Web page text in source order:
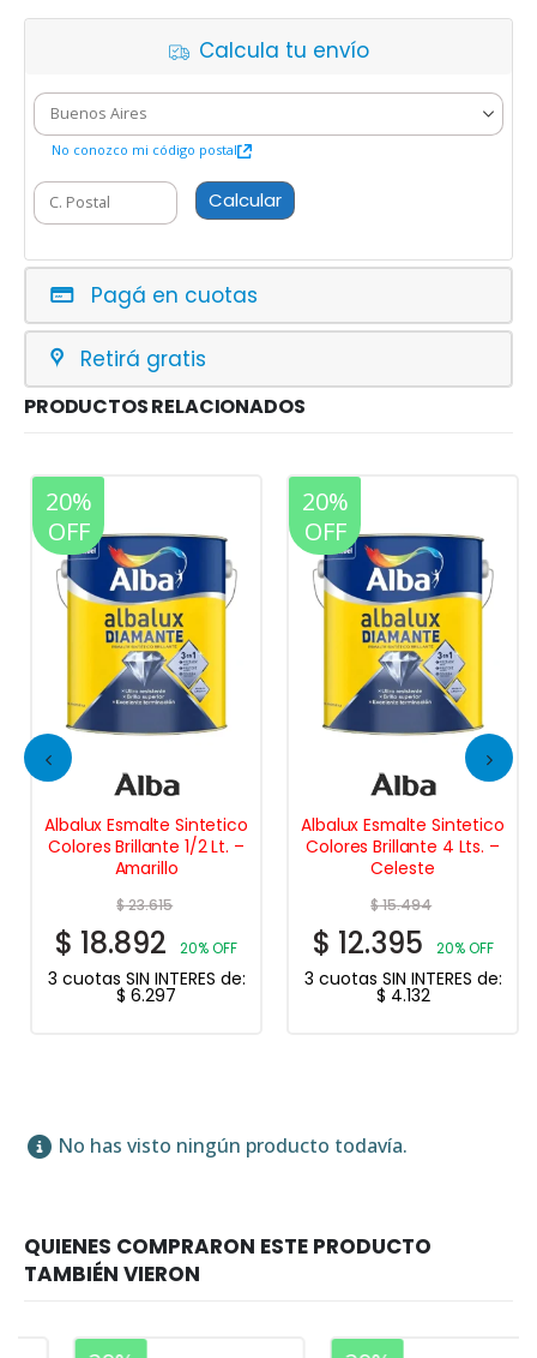
Calcula tu envío
No conozco mi código postal
Calcular
Pagá en cuotas
Retirá gratis
PRODUCTOS RELACIONADOS
20%
OFF
Albalux Esmalte Sintetico
Colores Brillante 1/2 Lt. –
Amarillo
$23.615
$ 18.892 20% OFF
3 cuotas SIN INTERES de:
$ 6.297
20%
OFF
Albalux Esmalte Sintetico
Colores Brillante 4 Lts. –
Celeste
$15.494
$ 12.395 20% OFF
3 cuotas SIN INTERES de:
$ 4.132
No has visto ningún producto todavía.